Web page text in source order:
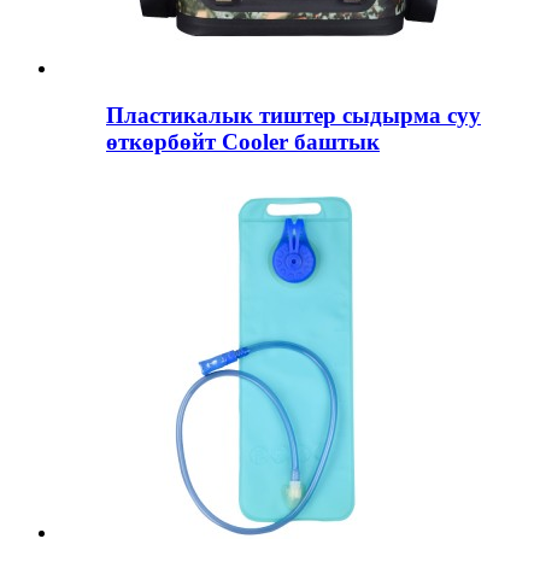
Пластикалык тиштер сыдырма суу
өткөрбөйт Cooler баштык